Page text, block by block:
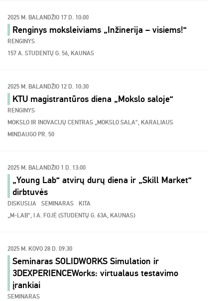
2025 M. BALANDŽIO 17 D. 10:00
Renginys moksleiviams „Inžinerija – visiems!“
RENGINYS
157 A. STUDENTŲ G. 56, KAUNAS
2025 M. BALANDŽIO 12 D. 10:30
KTU magistrantūros diena „Mokslo saloje“
RENGINYS
MOKSLO IR INOVACIJŲ CENTRAS „MOKSLO SALA“, KARALIAUS
MINDAUGO PR. 50
2025 M. BALANDŽIO 1 D. 13:00
„Young Lab“ atvirų durų diena ir „Skill Market“
dirbtuvės
DISKUSIJA SEMINARAS
KITA
„M-LAB“, I A. FOJĖ (STUDENTŲ G. 63A, KAUNAS)
2025 M. KOVO 28 D. 09:30
Seminaras SOLIDWORKS Simulation ir
3DEXPERIENCEWorks: virtualaus testavimo
įrankiai
SEMINARAS